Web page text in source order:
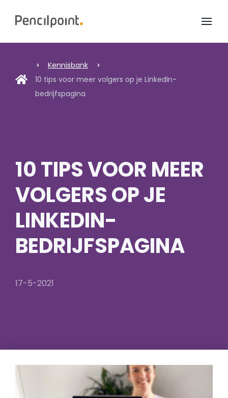
Home
Portfolio
Kennisbank
10 tips voor meer volgers op je LinkedIn-
bedrijfspagina
10 TIPS VOOR MEER
VOLGERS OP JE
LINKEDIN-
BEDRIJFSPAGINA
17-5-2021